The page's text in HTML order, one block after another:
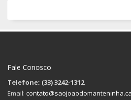
Fale Conosco
Telefone: (33) 3242-1312
Email: